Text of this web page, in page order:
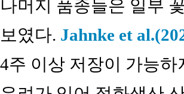
나머지 품종들은 일부
보였다. Jahnke et
4주 이상 저장이 가능